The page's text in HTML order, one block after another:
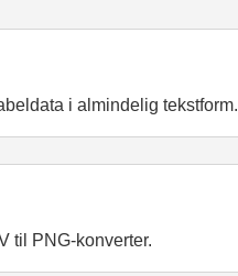
i almindelig tekstform.
til PNG-konverter.